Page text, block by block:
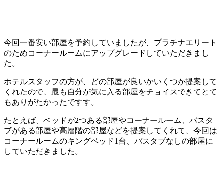
今回一番安い部屋を予約していましたが、プラチナエリート
のためコーナールームにアップグレードしていただきまし
た。
ホテルスタッフの方が、どの部屋が良いかいくつか提案して
くれたので、最も自分が気に入る部屋をチョイスできてとて
もありがたかったですす。
たとえば、ベッドが2つある部屋やコーナールーム、バスタ
ブがある部屋や高層階の部屋などを提案してくれて、今回は
コーナールームのキングベッド1台、バスタブなしの部屋に
していただきました。